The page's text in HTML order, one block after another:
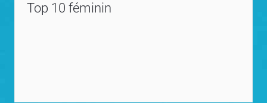
Top 10 féminin